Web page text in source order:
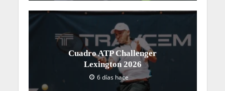
Cuadro ATP Challenger
Lexington 2026
6 días hace